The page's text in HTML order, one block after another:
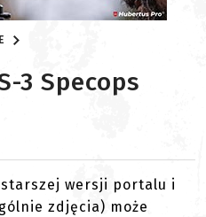
3 Specops
wersji portalu i
zdjęcia) może